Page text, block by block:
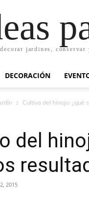
jardines,
DECORACIÓN
Cultivo del hinojo: ¿qué
del
2015